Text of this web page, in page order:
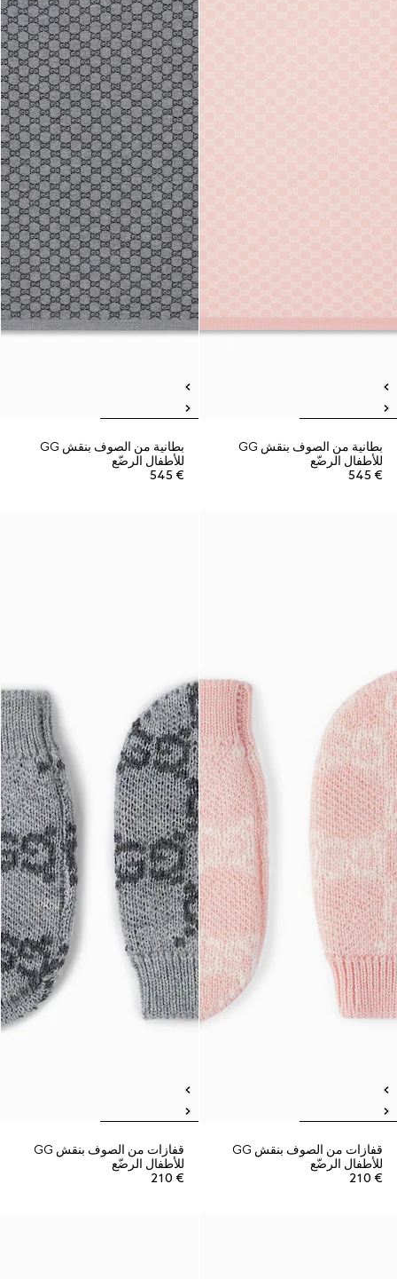
بطانية من الصوف بنقش GG
للأطفال الرضّع
€ 545
بطانية من الصوف بنقش GG
للأطفال الرضّع
€ 545
قفازات من الصوف بنقش GG
للأطفال الرضّع
€ 210
قفازات من الصوف بنقش GG
للأطفال الرضّع
€ 210